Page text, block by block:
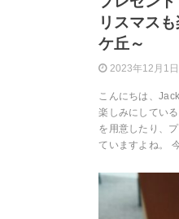
リスマス
ケ丘～
2023年12月1日
こんにちは、
楽しみにしてい
を用意したり、
ていますよね。